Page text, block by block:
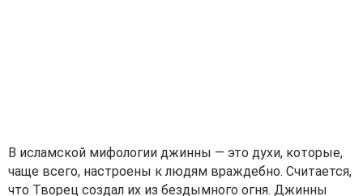
В исламской мифологии джинны — это духи, которые,
чаще всего, настроены к людям враждебно. Считается,
что Творец создал их из бездымного огня. Джинны